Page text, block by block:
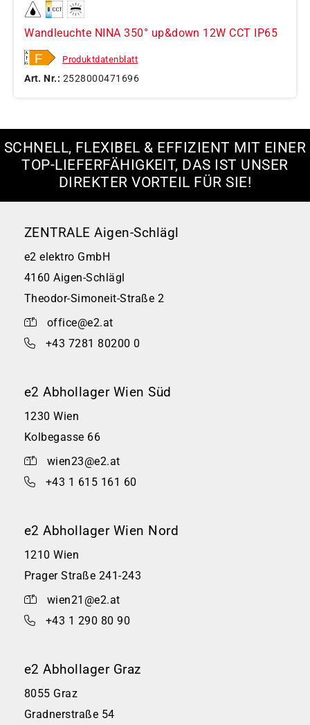
Wandleuchte NINA 350° up&down 12W CCT IP65
Produktdatenblatt
Art. Nr.: 2528000471696
SCHNELL, FLEXIBEL & EFFIZIENT MIT EINER
TOP-LIEFERFÄHIGKEIT, DAS IST UNSER
DIREKTER VORTEIL FÜR SIE!
ZENTRALE Aigen-Schlägl
e2 elektro GmbH
4160 Aigen-Schlägl
Theodor-Simoneit-Straße 2
office@e2.at
+43 7281 80200 0
e2 Abhollager Wien Süd
1230 Wien
Kolbegasse 66
wien23@e2.at
+43 1 615 161 60
e2 Abhollager Wien Nord
1210 Wien
Prager Straße 241-243
wien21@e2.at
+43 1 290 80 90
e2 Abhollager Graz
8055 Graz
Gradnerstraße 54